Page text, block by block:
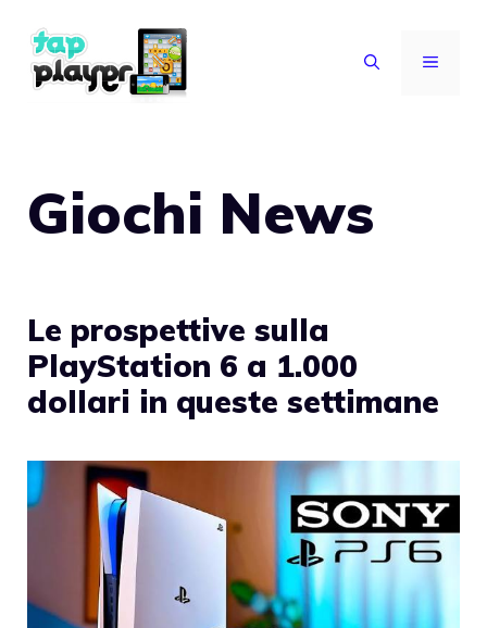
contenuto
MENU
Giochi News
Le prospettive sulla
PlayStation 6 a 1.000
dollari in queste settimane